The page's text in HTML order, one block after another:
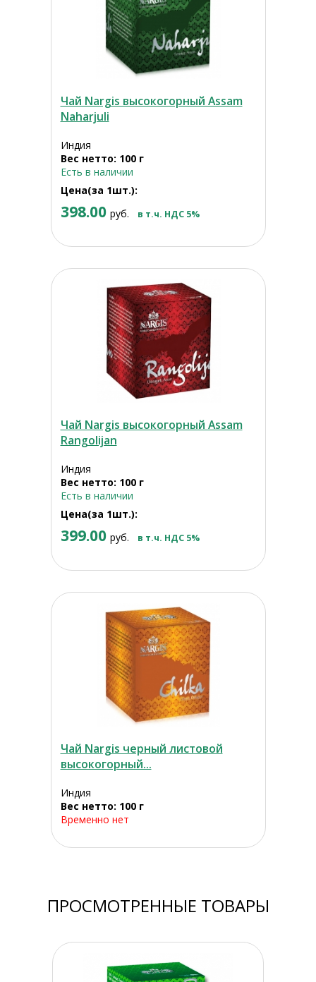
Чай Nargis высокогорный Assam
Naharjuli
Индия
Вес нетто: 100 г
Есть в наличии
Цена(за 1шт.):
398.00 руб. в т.ч. НДС 5%
Чай Nargis высокогорный Assam
Rangolijan
Индия
Вес нетто: 100 г
Есть в наличии
Цена(за 1шт.):
399.00 руб. в т.ч. НДС 5%
Чай Nargis черный листовой
высокогорный...
Индия
Вес нетто: 100 г
Временно нет
ПРОСМОТРЕННЫЕ ТОВАРЫ